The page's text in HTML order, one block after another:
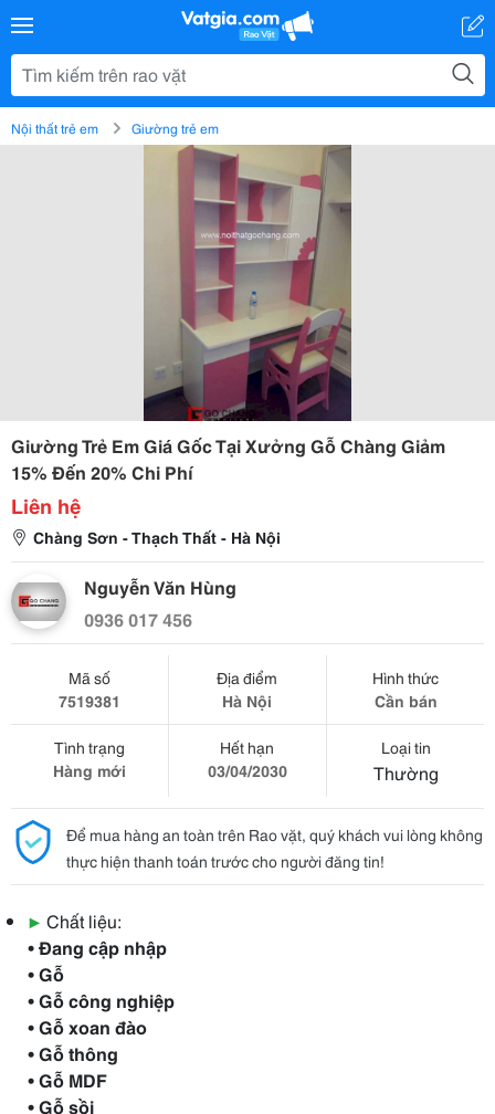
Nội thất trẻ em Giường trẻ em
Giường Trẻ Em Giá Gốc Tại Xưởng Gỗ Chàng Giảm
15% Đến 20% Chi Phí
Liên hệ
Chàng Sơn - Thạch Thất - Hà Nội
Nguyễn Văn Hùng
0936 017 456
Mã số
7519381
Địa điểm
Hà Nội
Hình thức
Cần bán
Tình trạng
Hàng mới
Hết hạn
03/04/2030
Loại tin
Thường
Để mua hàng an toàn trên Rao vặt, quý khách vui lòng không
thực hiện thanh toán trước cho người đăng tin!
▶ Chất liệu:
• Đang cập nhập
• Gỗ
• Gỗ công nghiệp
• Gỗ xoan đào
• Gỗ thông
• Gỗ MDF
• Gỗ sồi